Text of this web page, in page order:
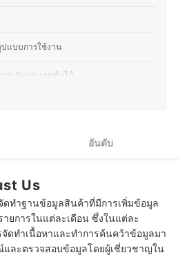
ปลูกต้นไม้ด้วย จึงต่อยอดด้วยการตกแต่ง
ให้ที่พักอาศัยมีความร่มรื่น สวยงามเพื่อใช้
ชาติได้อย่างมีความสุข
าธาร พรมนา (ปู)
แบบการใช้งาน
าะกับประเภทต้นไม้
อันดับ
Us
ดทำฐานข้อมูลสินค้าที่มีการเพิ่มข้อมูล
ยการในแต่ละเดือน ซึ่งในแต่ละ
จัดทำเนื้อหาและทำการค้นคว้าข้อมูลมา
และตรวจสอบข้อมูลโดยผู้เชี่ยวชาญใน